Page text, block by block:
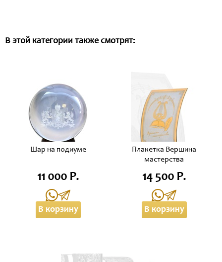
В этой категории также смотрят:
Шар на подиуме
11 000 Р.
В корзину
Плакетка Вершина
мастерства
14 500 Р.
В корзину